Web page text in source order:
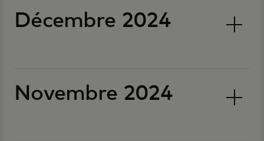
Décembre 2024
Novembre 2024